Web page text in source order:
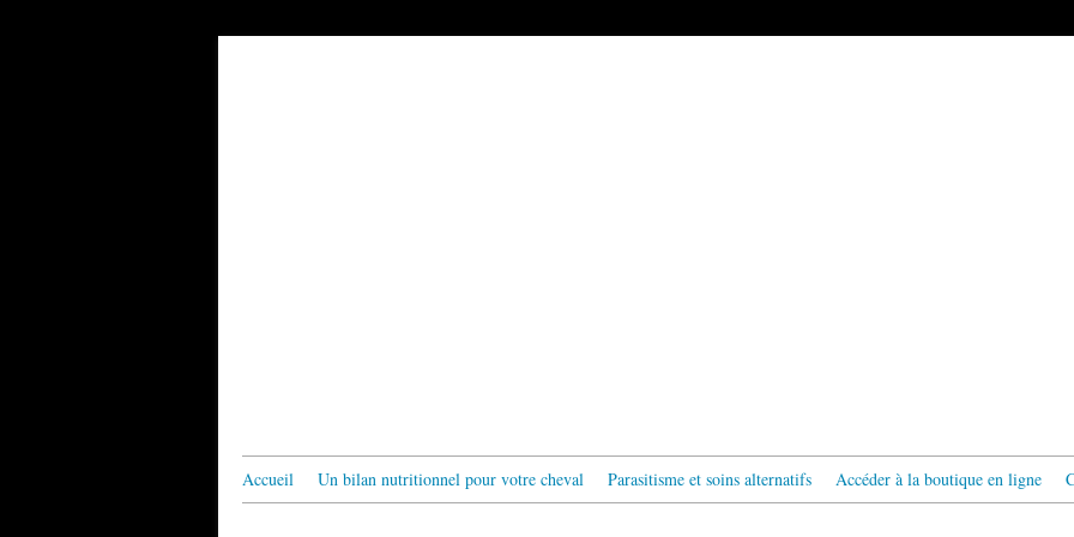
Accueil Un bilan nutritionnel pour votre cheval Parasitisme et soins alternatifs Accéder à la boutique en ligne